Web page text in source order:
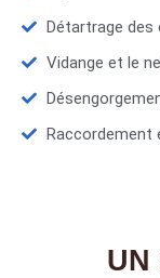
Détartrage des
Vidange et le
Raccordement
UN